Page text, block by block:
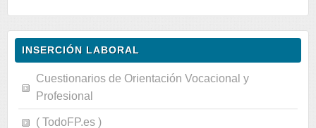
INSERCIÓN LABORAL
Cuestionarios de Orientación Vocacional y
Profesional
( TodoFP.es )